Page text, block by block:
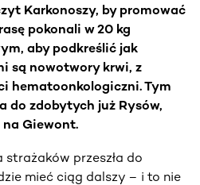
Karkonoszy, by promować
pokonali w 20 kg
aby podkreślić jak
są nowotwory krwi, z
hematoonkologiczni. Tym
do zdobytych już Rysów,
Giewont.
przeszła do
mieć ciąg dalszy – i to nie